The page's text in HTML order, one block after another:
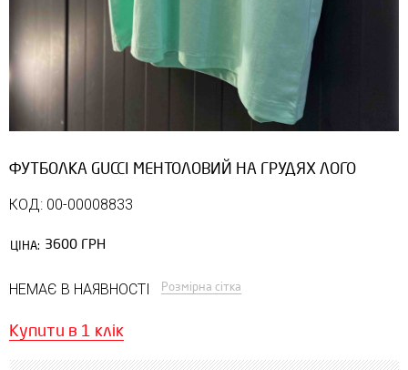
ФУТБОЛКА GUCCI МЕНТОЛОВИЙ НА ГРУДЯХ ЛОГО
КОД: 00-00008833
ЦІНА: 3600 ГРН
НЕМАЄ В НАЯВНОСТІ Розмірна сітка
Купити в 1 клік